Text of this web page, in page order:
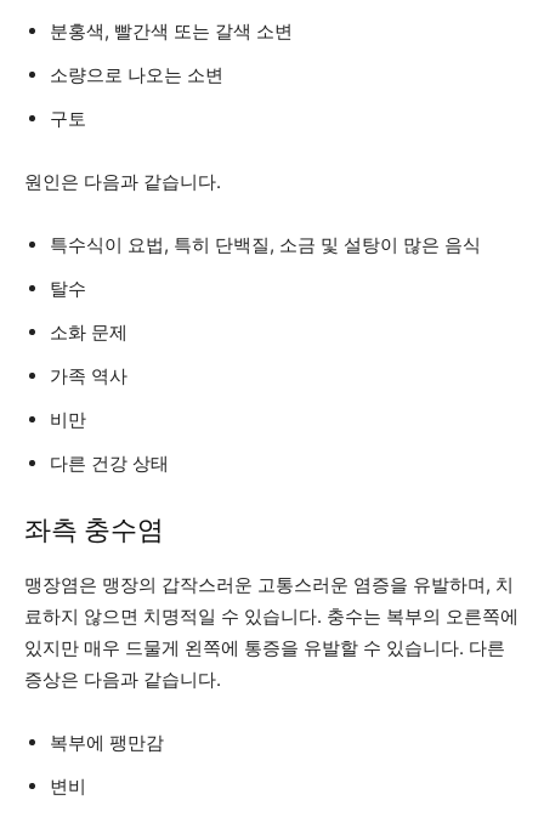
분홍색, 빨간색 또는 갈색 소변
소량으로 나오는 소변
구토
원인은 다음과 같습니다.
특수식이 요법, 특히 단백질, 소금 및 설탕이 많은 음식
탈수
소화 문제
가족 역사
비만
다른 건강 상태
좌측 충수염
맹장염은 맹장의 갑작스러운 고통스러운 염증을 유발하며, 치
료하지 않으면 치명적일 수 있습니다. 충수는 복부의 오른쪽에
있지만 매우 드물게 왼쪽에 통증을 유발할 수 있습니다. 다른
증상은 다음과 같습니다.
복부에 팽만감
변비